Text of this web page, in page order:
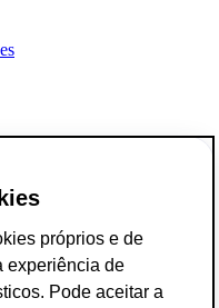
próprios e de
experiência de
Pode aceitar a